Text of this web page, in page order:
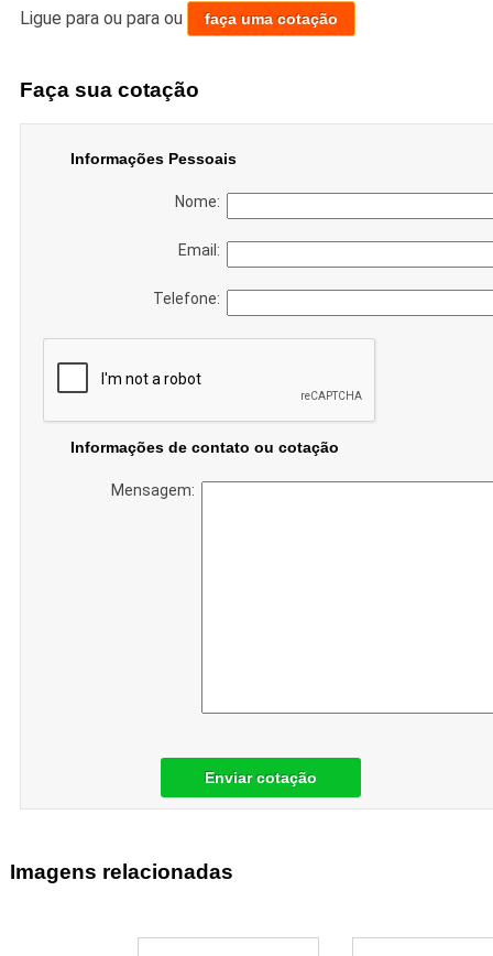
Ligue para ou para ou faça uma cotação
Faça sua cotação
Informações Pessoais
Nome:
Email:
Telefone:
Informações de contato ou cotação
Mensagem:
Enviar cotação
Imagens relacionadas